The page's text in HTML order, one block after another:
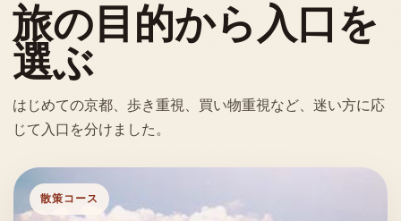
旅の目的から入口を
選ぶ
はじめての京都、歩き重視、買い物重視など、迷い方に応
じて入口を分けました。
散策コース